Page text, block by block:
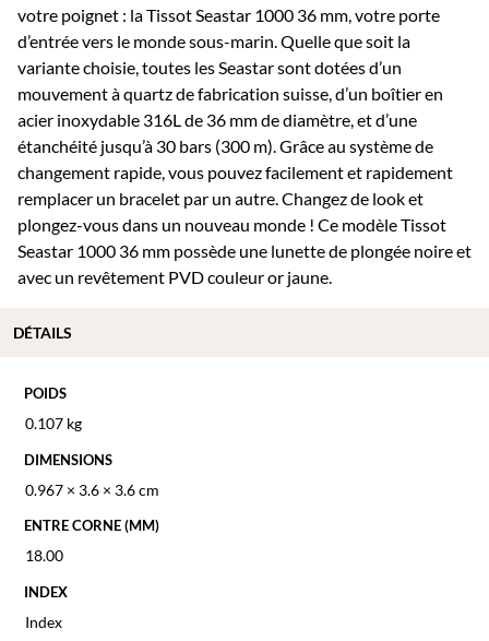
votre poignet : la Tissot Seastar 1000 36 mm, votre porte
d’entrée vers le monde sous-marin. Quelle que soit la
variante choisie, toutes les Seastar sont dotées d’un
mouvement à quartz de fabrication suisse, d’un boîtier en
acier inoxydable 316L de 36 mm de diamètre, et d’une
étanchéité jusqu’à 30 bars (300 m). Grâce au système de
changement rapide, vous pouvez facilement et rapidement
remplacer un bracelet par un autre. Changez de look et
plongez-vous dans un nouveau monde ! Ce modèle Tissot
Seastar 1000 36 mm possède une lunette de plongée noire et
avec un revêtement PVD couleur or jaune.
POIDS
0.107 kg
DIMENSIONS
0.967 × 3.6 × 3.6 cm
ENTRE CORNE (MM)
18.00
INDEX
Index
DÉTAILS